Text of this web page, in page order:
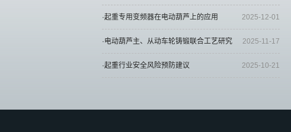
2025-12-01
·起重专用变频器在电动葫芦上的应用
2025-11-17
·电动葫芦主、从动车轮铸锻联合工艺研究
2025-10-21
·起重行业安全风险预防建议